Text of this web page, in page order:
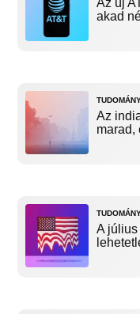
Az új
akad
Az
marad,
A